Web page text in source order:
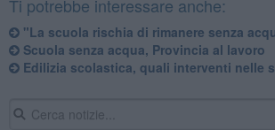
Ti potrebbe interessare anche:
"La scuola rischia di rimanere senza
Scuola senza acqua, Provincia al lavoro
Edilizia scolastica, quali interventi nelle